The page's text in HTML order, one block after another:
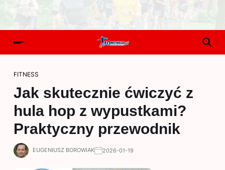
FITNESS
Jak skutecznie ćwiczyć z
hula hop z wypustkami?
Praktyczny przewodnik
EUGENIUSZ BOROWIAK 2026-01-19